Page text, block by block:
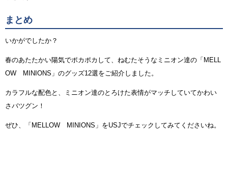
まとめ
いかがでしたか？
春のあたたかい陽気でポカポカして、ねむたそうなミニオン達の「MELL
OW MINIONS」のグッズ12選をご紹介しました。
カラフルな配色と、ミニオン達のとろけた表情がマッチしていてかわい
さバツグン！
ぜひ、「MELLOW MINIONS」をUSJでチェックしてみてくださいね。